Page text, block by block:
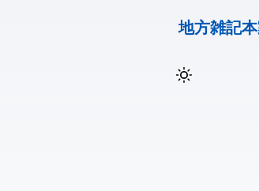
地方雑記(本